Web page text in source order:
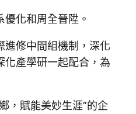
化和周全晉陞。
修中間組機制，深化
產學研一起配合，為
，賦能美妙生涯”的企